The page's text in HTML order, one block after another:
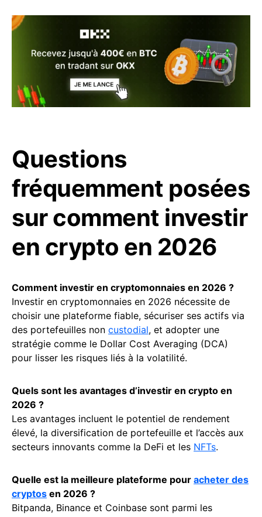
Questions
fréquemment posées
sur comment investir
en crypto en 2026
Comment investir en cryptomonnaies en 2026 ?
Investir en cryptomonnaies en 2026 nécessite de
choisir une plateforme fiable, sécuriser ses actifs via
des portefeuilles non custodial, et adopter une
stratégie comme le Dollar Cost Averaging (DCA)
pour lisser les risques liés à la volatilité.
Quels sont les avantages d’investir en crypto en
2026 ?
Les avantages incluent le potentiel de rendement
élevé, la diversification de portefeuille et l’accès aux
secteurs innovants comme la DeFi et les NFTs.
Quelle est la meilleure plateforme pour acheter des
cryptos en 2026 ?
Bitpanda, Binance et Coinbase sont parmi les